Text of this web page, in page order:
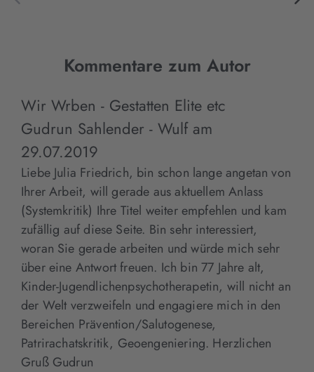
Kommentare zum Autor
Wir Wrben - Gestatten Elite etc
Gudrun Sahlender - Wulfam
29.07.2019
Liebe Julia Friedrich, bin schon lange angetan von
Ihrer Arbeit, will gerade aus aktuellem Anlass
(Systemkritik) Ihre Titel weiter empfehlen und kam
zufällig auf diese Seite. Bin sehr interessiert,
woran Sie gerade arbeiten und würde mich sehr
über eine Antwort freuen. Ich bin 77 Jahre alt,
Kinder-Jugendlichenpsychotherapetin, will nicht an
der Welt verzweifeln und engagiere mich in den
Bereichen Prävention/Salutogenese,
Patrirachatskritik, Geoengeniering. Herzlichen
Gruß Gudrun